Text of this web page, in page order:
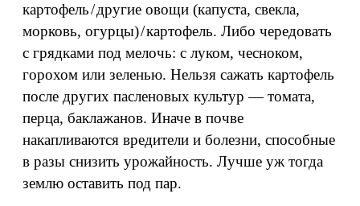
картофель / другие овощи (капуста, свекла,
морковь, огурцы) / картофель. Либо чередовать
с грядками под мелочь: с луком, чесноком,
горохом или зеленью. Нельзя сажать картофель
после других пасленовых культур — томата,
перца, баклажанов. Иначе в почве
накапливаются вредители и болезни, способные
в разы снизить урожайность. Лучше уж тогда
землю оставить под пар.